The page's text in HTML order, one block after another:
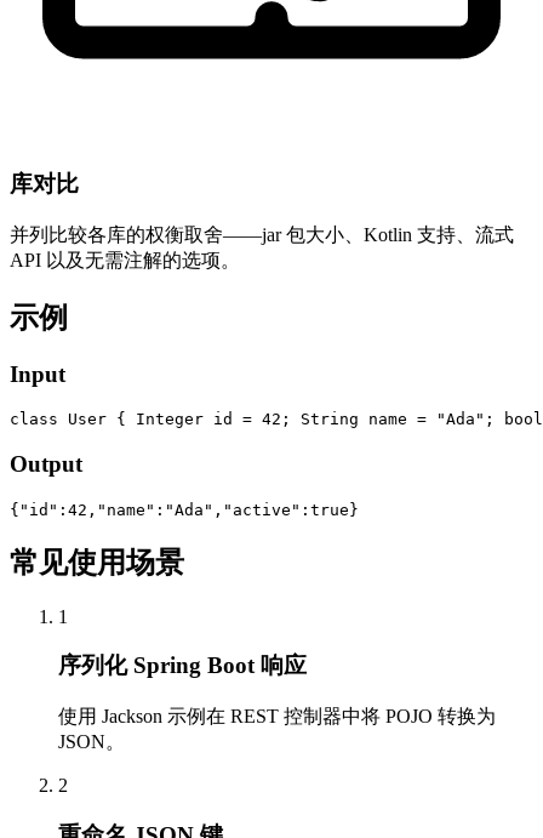
库对比
并列比较各库的权衡取舍——jar 包大小、Kotlin 支持、流式
API 以及无需注解的选项。
示例
Input
class User { Integer id = 42; String name = "Ada";
Output
{"id":42,"name":"Ada","active":true}
常见使用场景
1
序列化 Spring Boot 响应
使用 Jackson 示例在 REST 控制器中将 POJO 转换为
JSON。
2